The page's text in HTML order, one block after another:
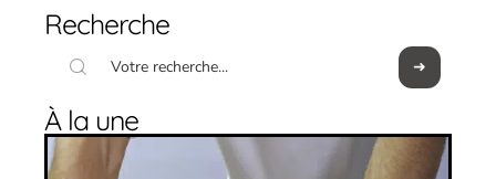
Recherche
À la une